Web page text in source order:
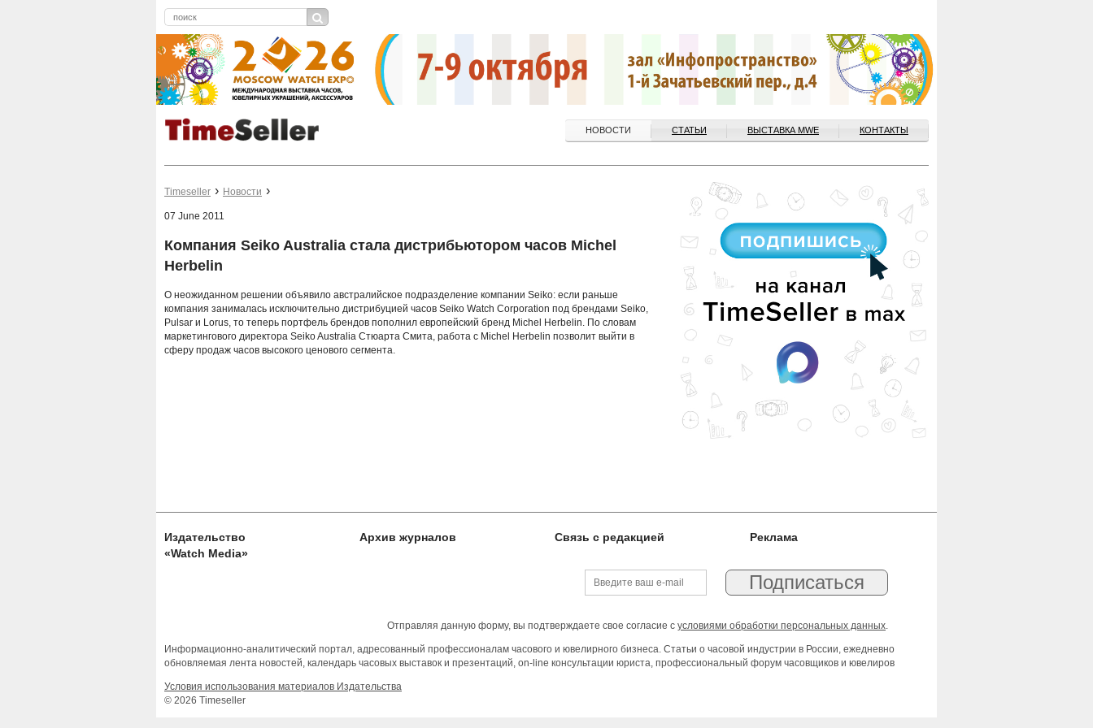
НОВОСТИ СТАТЬИ ВЫСТАВКА MWE КОНТАКТЫ
Timeseller Новости
07 June 2011
Компания Seiko Australia стала дистрибьютором часов Michel
Herbelin
О неожиданном решении объявило австралийское подразделение компании Seiko: если раньше
компания занималась исключительно дистрибуцией часов Seiko Watch Corporation под брендами Seiko,
Pulsar и Lorus, то теперь портфель брендов пополнил европейский бренд Michel Herbelin. По словам
маркетингового директора Seiko Australia Стюарта Смита, работа с Michel Herbelin позволит выйти в
сферу продаж часов высокого ценового сегмента.
Издательство
«Watch Media»
Архив журналов Связь с редакцией Реклама
Отправляя данную форму, вы подтверждаете свое согласие с условиями обработки персональных данных.
Информационно-аналитический портал, адресованный профессионалам часового и ювелирного бизнеса. Статьи о часовой индустрии в России, ежедневно
обновляемая лента новостей, календарь часовых выставок и презентаций, on-line консультации юриста, профессиональный форум часовщиков и ювелиров
Условия использования материалов Издательства
© 2026 Timeseller